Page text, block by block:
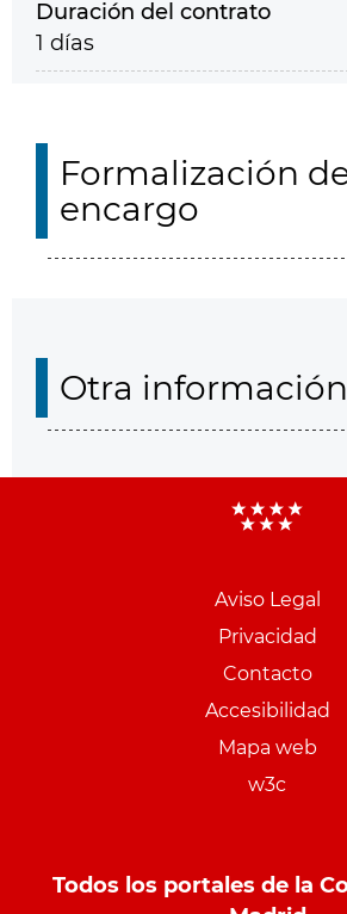
Duración del contrato
1 días
Formalización
encargo
Otra información
Aviso Legal
Privacidad
Contacto
Accesibilidad
Mapa web
w3c
Todos los portales de la